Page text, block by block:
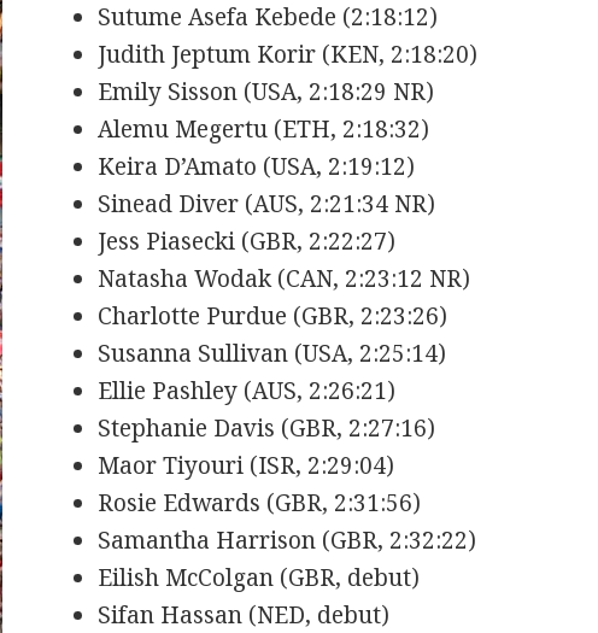
Sutume Asefa Kebede (2:18:12)
Judith Jeptum Korir (KEN, 2:18:20)
Emily Sisson (USA, 2:18:29 NR)
Alemu Megertu (ETH, 2:18:32)
Keira D’Amato (USA, 2:19:12)
Sinead Diver (AUS, 2:21:34 NR)
Jess Piasecki (GBR, 2:22:27)
Natasha Wodak (CAN, 2:23:12 NR)
Charlotte Purdue (GBR, 2:23:26)
Susanna Sullivan (USA, 2:25:14)
Ellie Pashley (AUS, 2:26:21)
Stephanie Davis (GBR, 2:27:16)
Maor Tiyouri (ISR, 2:29:04)
Rosie Edwards (GBR, 2:31:56)
Samantha Harrison (GBR, 2:32:22)
Eilish McColgan (GBR, debut)
Sifan Hassan (NED, debut)